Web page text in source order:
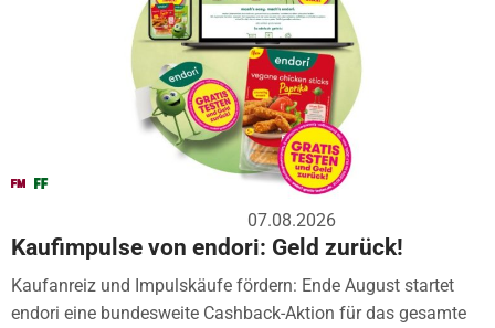
07.08.2026
Kaufimpulse von endori: Geld zurück!
Kaufanreiz und Impulskäufe fördern: Ende August startet
endori eine bundesweite Cashback-Aktion für das gesamte